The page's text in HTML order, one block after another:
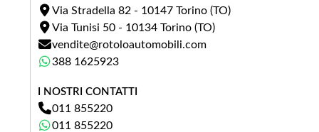
Km
Anno
Foto permuta (opzionale)
Via Stradella 82 - 10147 Torino (TO)
Via Tunisi 50 - 10134 Torino (TO)
vendite@rotoloautomobili.com
388 1625923
I NOSTRI CONTATTI
011 855220
011 855220